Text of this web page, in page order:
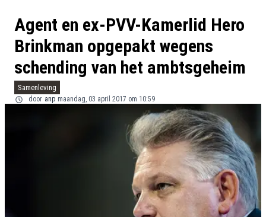
Agent en ex-PVV-Kamerlid Hero
Brinkman opgepakt wegens
schending van het ambtsgeheim
Samenleving
door anp maandag, 03 april 2017 om 10:59